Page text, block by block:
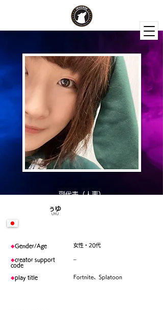
副代表（人事）
ぅゆ
UYU
◆Gender/Age
◆creator support
code
◆play title
女性・20代
–
Fortnite、Splatoon